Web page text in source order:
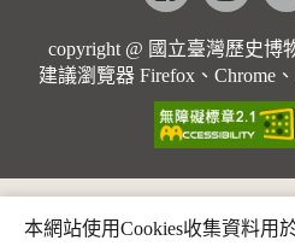
copyright @ 國立臺灣歷史博
建議瀏覽器 Firefox、Chrome
本網站使用Cookies收集資料用